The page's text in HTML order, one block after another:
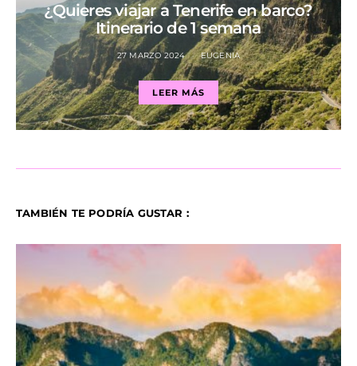
¿Quieres viajar a Tenerife en barco?
Itinerario de 1 semana
27 MARZO 2024 EUGENIA
LEER MÁS
TAMBIÉN TE PODRÍA GUSTAR :